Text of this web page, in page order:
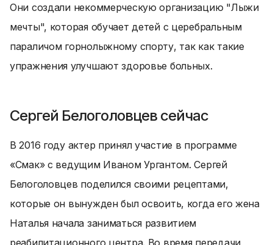
Они создали некоммерческую организацию "Лыжи
мечты", которая обучает детей с церебральным
параличом горнолыжному спорту, так как такие
упражнения улучшают здоровье больных.
Сергей Белоголовцев сейчас
В 2016 году актер принял участие в программе
«Смак» с ведущим Иваном Ургантом. Сергей
Белоголовцев поделился своими рецептами,
которые он вынужден был освоить, когда его жена
Наталья начала заниматься развитием
реабилитационного центра. Во время передачи